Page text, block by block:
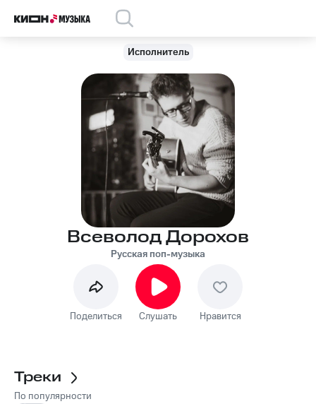
Исполнитель
Всеволод Дорохов
Русская поп-музыка
Поделиться Слушать Нравится
Треки
По популярности